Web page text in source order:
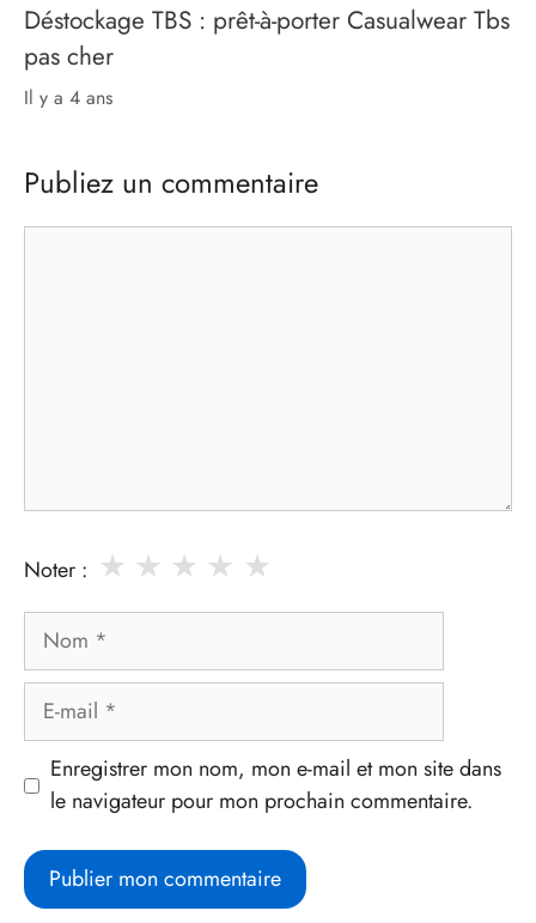
Déstockage TBS : prêt-à-porter Casualwear Tbs
pas cher
il y a 4 ans
Publiez un commentaire
Noter : ★
★
★
★
★
Nom
Enregistrer mon nom, mon e-mail et mon site dans
le navigateur pour mon prochain commentaire.